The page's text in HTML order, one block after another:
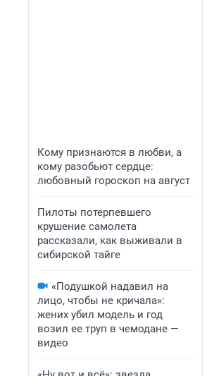
Кому признаются в любви, а
кому разобьют сердце:
любовный гороскоп на август
Пилоты потерпевшего
крушение самолета
рассказали, как выживали в
сибирской тайге
«Подушкой надавил на
лицо, чтобы не кричала»:
жених убил модель и год
возил ее труп в чемодане —
видео